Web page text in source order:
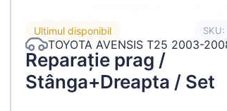
Ultimul disponibil
TOYOTA AVENSIS T25 2003-
Reparație prag /
Stânga+Dreapta / Set